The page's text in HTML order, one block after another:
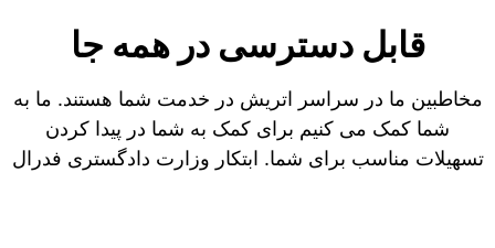
قابل دسترسی در همه جا
مخاطبین ما در سراسر اتریش در خدمت شما هستند. ما به
شما کمک می کنیم برای کمک به شما در پیدا کردن
تسهیلات مناسب برای شما. ابتکار وزارت دادگستری فدرال